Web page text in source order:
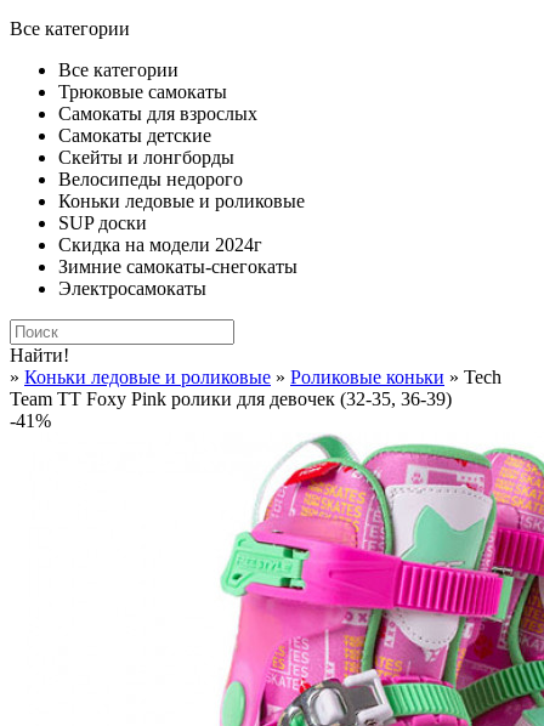
Все категории
Все категории
Трюковые самокаты
Самокаты для взрослых
Самокаты детские
Cкейты и лонгборды
Велосипеды недорого
Коньки ледовые и роликовые
SUP доски
Скидка на модели 2024г
Зимние самокаты-снегокаты
Электросамокаты
Найти!
» Коньки ледовые и роликовые » Роликовые коньки » Tech
Team TT Foxy Pink ролики для девочек (32-35, 36-39)
-41%